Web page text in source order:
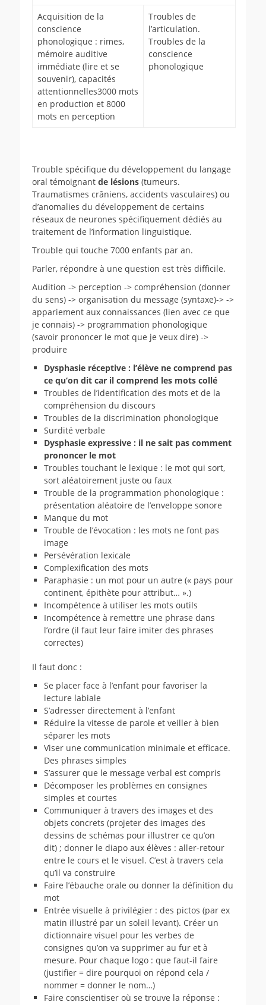
Acquisition de la
conscience
phonologique : rimes,
mémoire auditive
immédiate (lire et se
souvenir), capacités
attentionnelles3000 mots
en production et 8000
mots en perception
Troubles de
l’articulation.
Troubles de la
conscience
phonologique
Trouble spécifique du développement du langage
oral témoignant de lésions (tumeurs.
Traumatismes crâniens, accidents vasculaires) ou
d’anomalies du développement de certains
réseaux de neurones spécifiquement dédiés au
traitement de l’information linguistique.
Trouble qui touche 7000 enfants par an.
Parler, répondre à une question est très difficile.
Audition -> perception -> compréhension (donner
du sens) -> organisation du message (syntaxe)-> ->
appariement aux connaissances (lien avec ce que
je connais) -> programmation phonologique
(savoir prononcer le mot que je veux dire) ->
produire
Dysphasie réceptive : l’élève ne comprend pas
ce qu’on dit car il comprend les mots collé
Troubles de l’identification des mots et de la
compréhension du discours
Troubles de la discrimination phonologique
Surdité verbale
Dysphasie expressive : il ne sait pas comment
prononcer le mot
Troubles touchant le lexique : le mot qui sort,
sort aléatoirement juste ou faux
Trouble de la programmation phonologique :
présentation aléatoire de l’enveloppe sonore
Manque du mot
Trouble de l’évocation : les mots ne font pas
image
Persévération lexicale
Complexification des mots
Paraphasie : un mot pour un autre (« pays pour
continent, épithète pour attribut… ».)
Incompétence à utiliser les mots outils
Incompétence à remettre une phrase dans
l’ordre (il faut leur faire imiter des phrases
correctes)
Il faut donc :
Se placer face à l’enfant pour favoriser la
lecture labiale
S’adresser directement à l’enfant
Réduire la vitesse de parole et veiller à bien
séparer les mots
Viser une communication minimale et efficace.
Des phrases simples
S’assurer que le message verbal est compris
Décomposer les problèmes en consignes
simples et courtes
Communiquer à travers des images et des
objets concrets (projeter des images des
dessins de schémas pour illustrer ce qu’on
dit) ; donner le diapo aux élèves : aller-retour
entre le cours et le visuel. C’est à travers cela
qu’il va construire
Faire l’ébauche orale ou donner la définition du
mot
Entrée visuelle à privilégier : des pictos (par ex
matin illustré par un soleil levant). Créer un
dictionnaire visuel pour les verbes de
consignes qu’on va supprimer au fur et à
mesure. Pour chaque logo : que faut-il faire
(justifier = dire pourquoi on répond cela /
nommer = donner le nom…)
Faire conscientiser où se trouve la réponse :